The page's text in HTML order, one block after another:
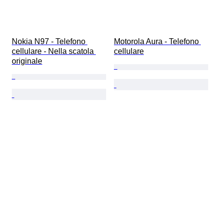
Nokia N97 - Telefono
cellulare - Nella scatola
originale
Motorola Aura - Telefono
cellulare